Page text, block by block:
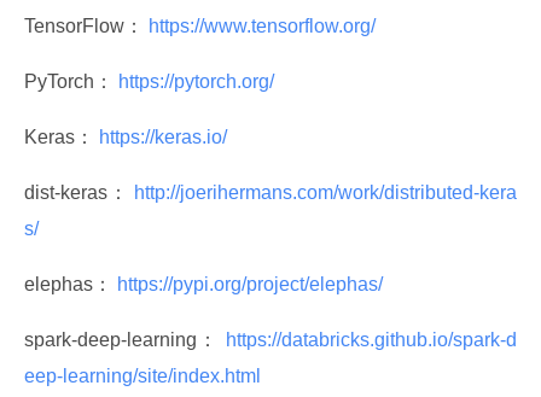
TensorFlow： https://www.tensorflow.org/
PyTorch： https://pytorch.org/
Keras： https://keras.io/
dist-keras：
http://joerihermans.com/work/distributed-kera
s/
elephas： https://pypi.org/project/elephas/
spark-deep-learning：
https://databricks.github.io/spark-d
eep-learning/site/index.html